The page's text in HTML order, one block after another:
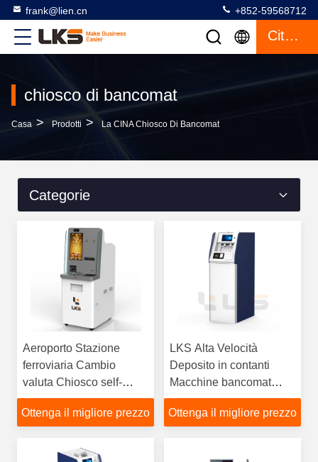
frank@lien.cn +852-59568712
Citazione
chiosco di bancomat
Casa > Prodotti > La CINA Chiosco Di Bancomat
Categorie
Aeroporto Stazione
ferroviaria Cambio
valuta Chiosco self-
service Bancomat
Bancomat
Ottenga il migliore prezzo
LKS Alta Velocità
Deposito in contanti
Macchine bancomat
Banconote Maniglia
Chiosco
Ottenga il migliore prezzo